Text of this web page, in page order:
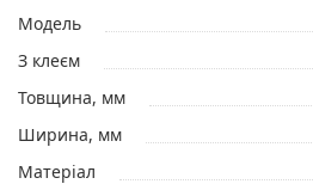
Модель
З клеєм
Товщина, мм
Ширина, мм
Матеріал